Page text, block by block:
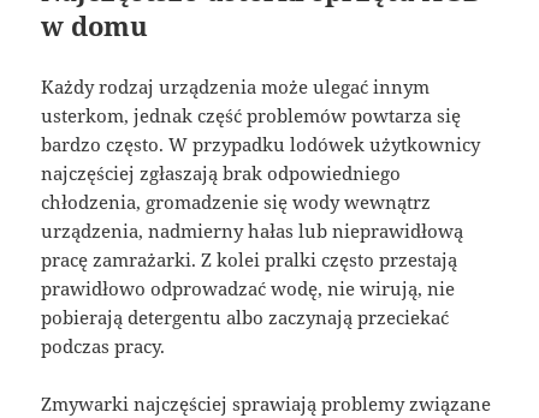
w domu
Każdy rodzaj urządzenia może ulegać innym
usterkom, jednak część problemów powtarza się
bardzo często. W przypadku lodówek użytkownicy
najczęściej zgłaszają brak odpowiedniego
chłodzenia, gromadzenie się wody wewnątrz
urządzenia, nadmierny hałas lub nieprawidłową
pracę zamrażarki. Z kolei pralki często przestają
prawidłowo odprowadzać wodę, nie wirują, nie
pobierają detergentu albo zaczynają przeciekać
podczas pracy.
Zmywarki najczęściej sprawiają problemy związane